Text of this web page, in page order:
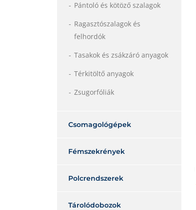
Pántoló és kötöző szalagok
Ragasztószalagok és
felhordók
Tasakok és zsákzáró anyagok
Térkitöltő anyagok
Zsugorfóliák
Csomagológépek
Fémszekrények
Polcrendszerek
Tárolódobozok